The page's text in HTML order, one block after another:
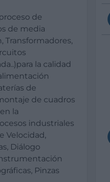
de
de media
Transformadores,
la calidad
de
de cuadros
la
industriales
Velocidad,
Diálogo
Pinzas